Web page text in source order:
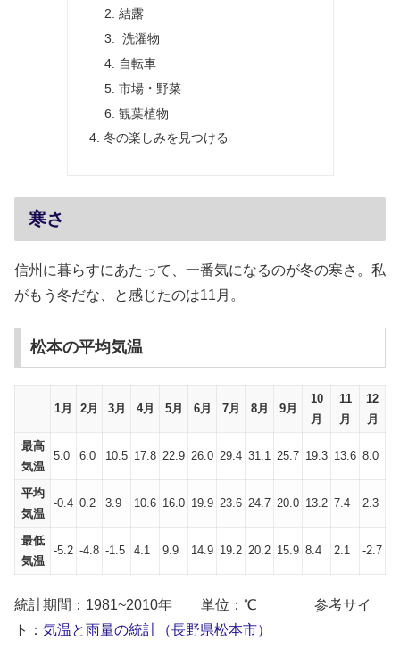
結露
洗濯物
自転車
市場・野菜
観葉植物
冬の楽しみを見つける
寒さ
信州に暮らすにあたって、一番気になるのが冬の寒さ。私
がもう冬だな、と感じたのは11月。
松本の平均気温
1月 2月 3月 4月 5月 6月 7月 8月 9月
10
月
11
月
12
月
最高
気温
5.0 6.0 10.5 17.8 22.9 26.0 29.4 31.1 25.7 19.3 13.6 8.0
平均
気温
-0.4 0.2 3.9 10.6 16.0 19.9 23.6 24.7 20.0 13.2 7.4 2.3
最低
気温
-5.2 -4.8 -1.5 4.1 9.9 14.9 19.2 20.2 15.9 8.4 2.1 -2.7
統計期間：1981~2010年 単位：℃ 参考サイ
ト： 気温と雨量の統計（長野県松本市）